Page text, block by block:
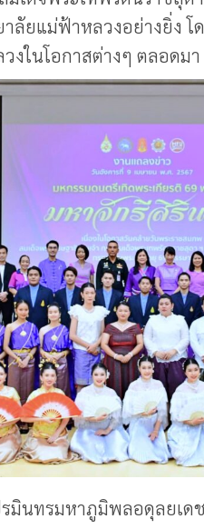
ยแม่ฟ้าหลวงอย่างยิ่ง โ
งในโอกาสต่างๆ ตลอดม
มินทรมหาภูมิพลอดุลยเด